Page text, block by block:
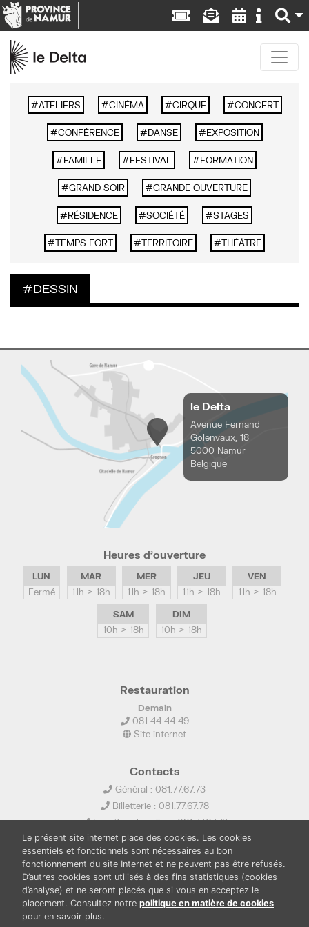
ATELIERS CINÉMA CIRQUE CONCERT
CONFÉRENCE DANSE EXPOSITION
FAMILLE FESTIVAL FORMATION
GRAND SOIR GRANDE OUVERTURE
RÉSIDENCE SOCIÉTÉ STAGES
TEMPS FORT TERRITOIRE THÉÂTRE
DESSIN
le Delta
Avenue Fernand
Golenvaux, 18
5000 Namur
Belgique
Heures d’ouverture
LUN
Fermé
MAR
11h > 18h
MER
11h > 18h
JEU
11h > 18h
VEN
11h > 18h
SAM
10h > 18h
DIM
10h > 18h
Restauration
Demain
081 44 44 49
Site internet
Contacts
Général : 081.77.67.73
Billetterie : 081.77.67.78
Location de salles : 081.77.67.79
info@ledelta.be
Le présent site internet place des cookies. Les cookies
essentiels et fonctionnels sont nécessaires au bon
fonctionnement du site Internet et ne peuvent pas être refusés.
D’autres cookies sont utilisés à des fins statistiques (cookies
d’analyse) et ne seront placés que si vous en acceptez le
placement. Consultez notre politique en matière de cookies
pour en savoir plus.